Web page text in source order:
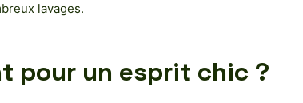
lavages.
pour un esprit chic ?